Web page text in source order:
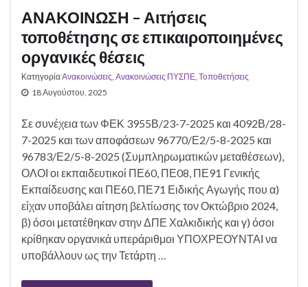
ΑΝΑΚΟΙΝΩΣΗ – Αιτήσεις
τοποθέτησης σε επικαιροποιημένες
οργανικές θέσεις
ΚατηγορίαΑνακοινώσεις Ανακοινώσεις ΠΥΣΠΕ Τοποθετήσεις
18 Αυγούστου, 2025
Σε συνέχεια των ΦΕΚ 3955Β/23-7-2025 και 4092Β/28-
7-2025 και των αποφάσεων 96770/Ε2/5-8-2025 και
96783/Ε2/5-8-2025 (Συμπληρωματικών μεταθέσεων),
ΟΛΟΙ οι εκπαιδευτικοί ΠΕ60, ΠΕ08, ΠΕ91 Γενικής
Εκπαίδευσης και ΠΕ60, ΠΕ71 Ειδικής Αγωγής που α)
είχαν υποβάλει αίτηση βελτίωσης τον Οκτώβριο 2024,
β) όσοι μετατέθηκαν στην ΔΠΕ Χαλκιδικής και γ) όσοι
κρίθηκαν οργανικά υπεράριθμοι ΥΠΟΧΡΕΟΥΝΤΑΙ να
υποβάλλουν ως την Τετάρτη …